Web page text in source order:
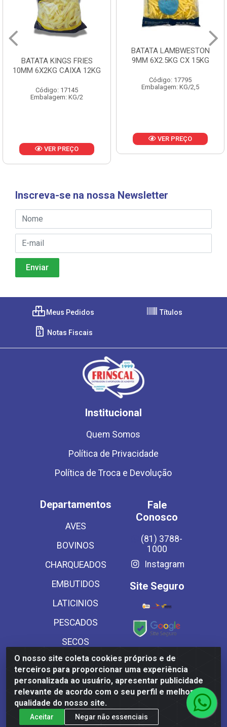
9MM 6X2.5KG CX 15KG
Embalagem: KG/2,5
BATATA LAMBWESTON
7MM 8X2,25KG CX 18KG
Código: 18433
Embalagem: KG/2,25
VER PREÇO
Inscreva-se na nossa Newsletter
O nosso site coleta cookies próprios e de
terceiros para proporcionar uma experiência
personalizada ao usuário, apresentar publicidade
relevante de acordo com o seu perfil e melhorar a
qualidade do nosso site.
Aceitar Negar não essenciais
Meus Pedidos Títulos
Notas Fiscais
Institucional
Quem Somos
Política de Privacidade
Política de Troca e Devolução
Departamentos
AVES
BOVINOS
CHARQUEADOS
EMBUTIDOS
LATICINIOS
PESCADOS
SECOS
SUINOS
VEGETAIS CONG E
MASSAS
Fale
Conosco
(81) 3788-
1000
Instagram
Site Seguro
Baixe já
nosso APP